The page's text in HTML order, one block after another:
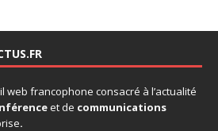
web francophone consacré à l’actualité
et de communications
.